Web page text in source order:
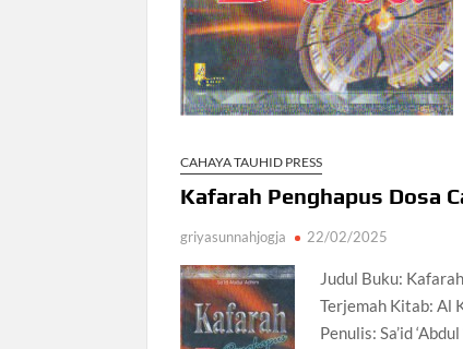
CAHAYA TAUHID PRESS
Kafarah Penghapus Dosa
griyasunnahjogja 22/02/2025
Judul Buku:
Terjemah Kitab: Al
Penulis: Sa’id